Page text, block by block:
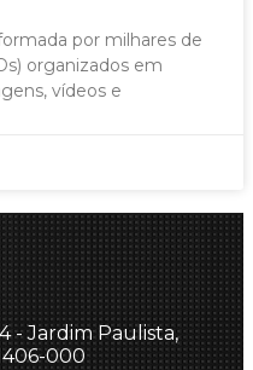
por milhares de
organizados em
vídeos e
- Jardim Paulista,
000